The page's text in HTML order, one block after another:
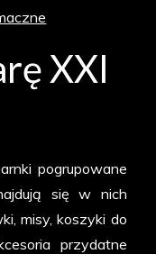
XXI
pogrupowane
się w nich
misy, koszyki do
przydatne